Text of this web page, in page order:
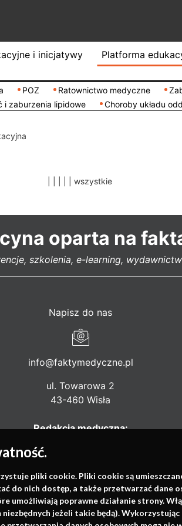
pliki cookie. Pliki cookie są
do nich dostęp, a także przetwarzać
umożliwiają poprawne działanie strony.
jeżeli takie będą).
i inicjatywy Platforma
POZ Ratownictwo medyczne
i zaburzenia lipidowe Choroby układu
wszystkie
oparta na
szkolenia, e-learning,
Napisz do nas
info@faktymedyczne.pl
ul. Towarowa 2
43-460 Wisła
Redakcja medyczna:
Biuro Zarządu Fundacji:
ul. Rodawska 26
61-312 Poznań